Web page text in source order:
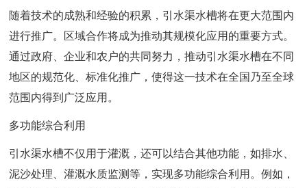
随着技术的成熟和经验的积累，引水渠水槽将在更大范围内
进行推广。区域合作将成为推动其规模化应用的重要方式。
通过政府、企业和农户的共同努力，推动引水渠水槽在不同
地区的规范化、标准化推广，使得这一技术在全国乃至全球
范围内得到广泛应用。
多功能综合利用
引水渠水槽不仅用于灌溉，还可以结合其他功能，如排水、
泥沙处理、灌溉水质监测等，实现多功能综合利用。例如，